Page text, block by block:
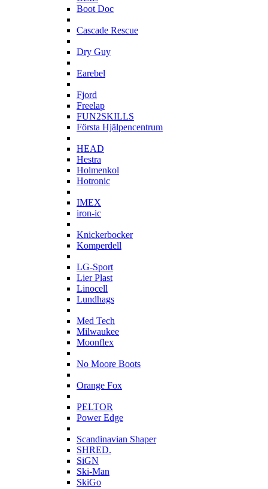
Boot Doc
Cascade Rescue
Dry Guy
Earebel
Fjord
Freelap
FUN2SKILLS
Första Hjälpencentrum
HEAD
Hestra
Holmenkol
Hotronic
IMEX
iron-ic
Knickerbocker
Komperdell
LG-Sport
Lier Plast
Linocell
Lundhags
Med Tech
Milwaukee
Moonflex
No Moore Boots
Orange Fox
PELTOR
Power Edge
Scandinavian Shaper
SHRED.
SiGN
Ski-Man
SkiGo